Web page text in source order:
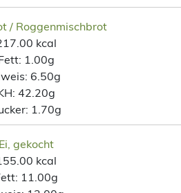
/ Roggenmischbrot
kcal
1.00g
6.50g
42.20g
1.70g
Ei, gekocht
kcal
11.00g